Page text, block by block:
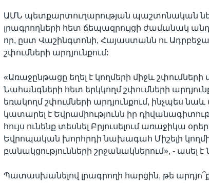
ԱՄՆ պետքարտուղարության պաշտոնական
լրագրողների հետ ճեպազրույցի ժամանակ
որ, ըստ Վաշինգտոնի, Հայաստանն ու
շփումների արդյունքում:
«Առաջընթացը եղել է կողմերի միջև շփումների
Նահանգների հետ երկկողմ շփումների
եռակողմ շփումների արդյունքում, ինչպես
կատարել է Եվրամիությունն իր
հույս ունենք տեսնել Բրյուսելում առաջիկա
Եվրոպական խորհրդի նախագահ Միշելի
բանակցությունների շրջանակներում», - ասել է
Պատասխանելով լրագրողի հարցին, թե